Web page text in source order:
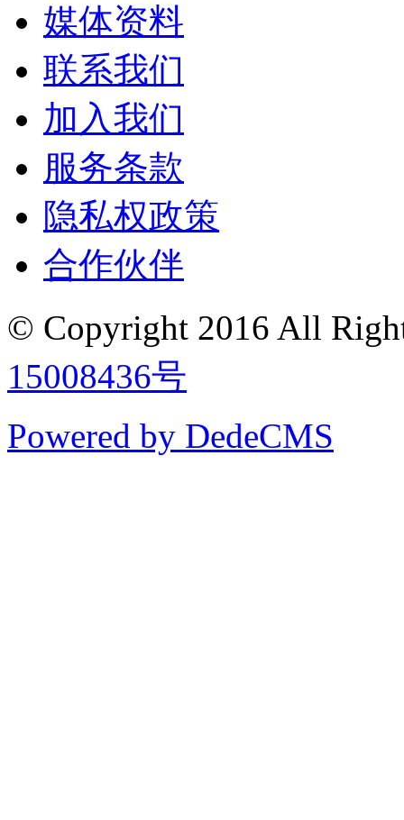
媒体资料
联系我们
加入我们
服务条款
隐私权政策
合作伙伴
© Copyright 2016 All
15008436号
Powered by DedeCMS